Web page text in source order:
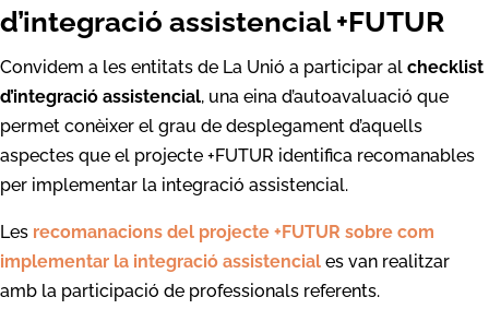
d’integració assistencial +FUTUR
Convidem a les entitats de La Unió a participar al checklist
d’integració assistencial, una eina d’autoavaluació que
permet conèixer el grau de desplegament d’aquells
aspectes que el projecte +FUTUR identifica recomanables
per implementar la integració assistencial.
Les recomanacions del projecte +FUTUR sobre com
implementar la integració assistencial es van realitzar
amb la participació de professionals referents.